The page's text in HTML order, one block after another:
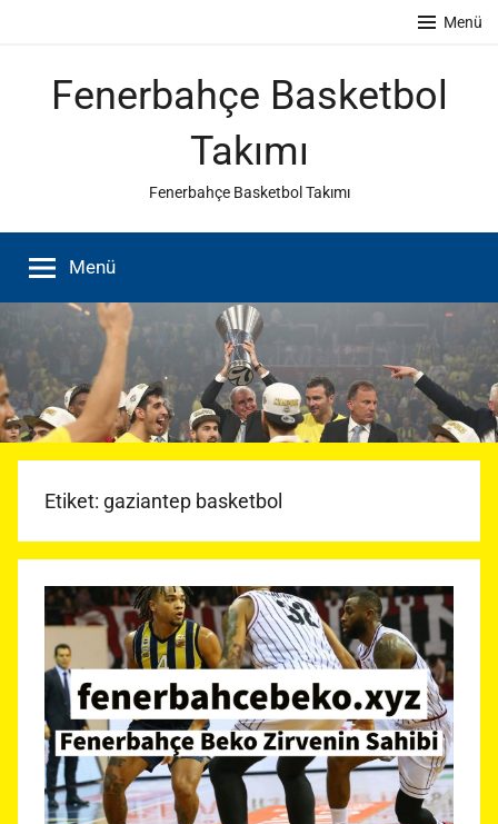
Menü
Fenerbahçe Basketbol
Takımı
Fenerbahçe Basketbol Takımı
Menü
Etiket: gaziantep basketbol